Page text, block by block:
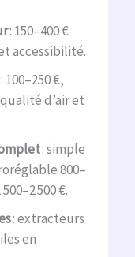
: 150–400 €
accessibilité.
: 100–250 €,
d’air et
: simple
800–
500 €.
: extracteurs
en